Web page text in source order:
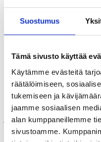
Suostumus
Tämä sivusto käyttää
Käytämme evästeitä
räätälöimiseen,
tukemiseen ja
jaamme sosiaalisen
alan kumppaneillemme
sivustoamme.
vanhainkodeissa Veikko
näyttelijäliitto ja
Lehtolainen Jouko,
on toiminut Nilsiän kunnan
kulttuuri-, liikunta- ja vapaa-
toiminut työssään mm.
soittajana, urheiluseuran
ja Nilsiän musiikkileirin
ammattijärjestönsä
lukemattomissa muissa